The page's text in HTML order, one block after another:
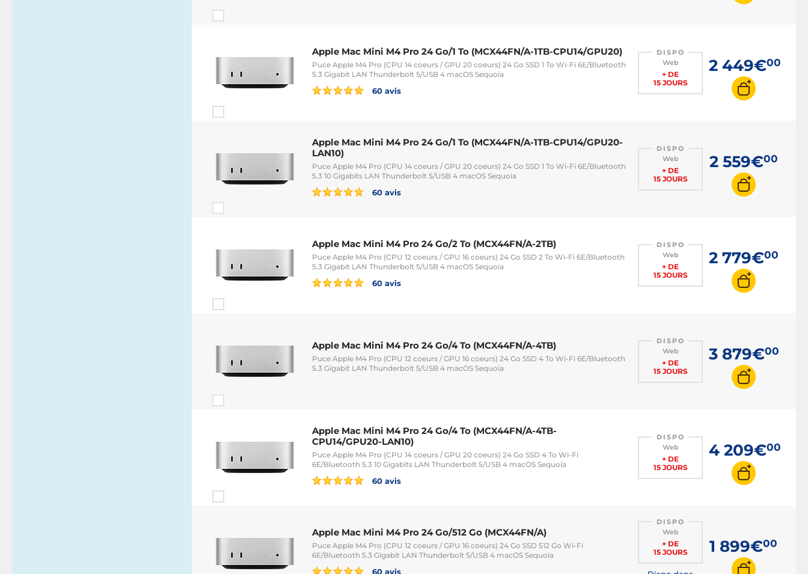
Apple Mac Mini M4 Pro 24 Go/1 To (MCX44FN/A-1TB-CPU14/GPU20)
Puce Apple M4 Pro (CPU 14 coeurs / GPU 20 coeurs) 24 Go SSD 1 To Wi-Fi 6E/Bluetooth
5.3 Gigabit LAN Thunderbolt 5/USB 4 macOS Sequoia
60 avis
DISPO
Web
+ DE
15 JOURS
2 449€00
Apple Mac Mini M4 Pro 24 Go/1 To (MCX44FN/A-1TB-CPU14/GPU20-
LAN10)
Puce Apple M4 Pro (CPU 14 coeurs / GPU 20 coeurs) 24 Go SSD 1 To Wi-Fi 6E/Bluetooth
5.3 10 Gigabits LAN Thunderbolt 5/USB 4 macOS Sequoia
60 avis
DISPO
Web
+ DE
15 JOURS
2 559€00
Apple Mac Mini M4 Pro 24 Go/2 To (MCX44FN/A-2TB)
Puce Apple M4 Pro (CPU 12 coeurs / GPU 16 coeurs) 24 Go SSD 2 To Wi-Fi 6E/Bluetooth
5.3 Gigabit LAN Thunderbolt 5/USB 4 macOS Sequoia
60 avis
DISPO
Web
+ DE
15 JOURS
2 779€00
Apple Mac Mini M4 Pro 24 Go/4 To (MCX44FN/A-4TB)
Puce Apple M4 Pro (CPU 12 coeurs / GPU 16 coeurs) 24 Go SSD 4 To Wi-Fi 6E/Bluetooth
5.3 Gigabit LAN Thunderbolt 5/USB 4 macOS Sequoia
DISPO
Web
+ DE
15 JOURS
3 879€00
Apple Mac Mini M4 Pro 24 Go/4 To (MCX44FN/A-4TB-
CPU14/GPU20-LAN10)
Puce Apple M4 Pro (CPU 14 coeurs / GPU 20 coeurs) 24 Go SSD 4 To Wi-Fi
6E/Bluetooth 5.3 10 Gigabits LAN Thunderbolt 5/USB 4 macOS Sequoia
60 avis
DISPO
Web
+ DE
15 JOURS
4 209€00
Apple Mac Mini M4 Pro 24 Go/512 Go (MCX44FN/A)
Puce Apple M4 Pro (CPU 12 coeurs / GPU 16 coeurs) 24 Go SSD 512 Go Wi-Fi
6E/Bluetooth 5.3 Gigabit LAN Thunderbolt 5/USB 4 macOS Sequoia
60 avis
DISPO
Web
+ DE
15 JOURS
1 899€00